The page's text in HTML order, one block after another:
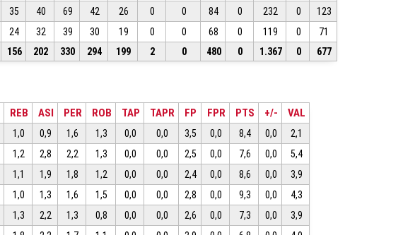
35 40 69 42 26 0 0 84 0 232 0
123
24 32 39 30 19 0 0 68 0 119 0
71
156 202 330 294 199 2 0 480 0 1.367 0 677
REB ASI PER ROB TAP TAPR FP FPR PTS +/- VAL
1,0 0,9 1,6 1,3 0,0 0,0 3,5 0,0 8,4 0,0
2,1
1,2 2,8 2,2 1,3 0,0 0,0 2,5 0,0 7,6 0,0
5,4
1,1 1,9 1,8 1,2 0,0 0,0 2,4 0,0 8,6 0,0
3,9
1,0 1,3 1,6 1,5 0,0 0,0 2,8 0,0 9,3 0,0
4,3
1,3 2,2 1,3 0,8 0,0 0,0 2,6 0,0 7,3 0,0
3,9